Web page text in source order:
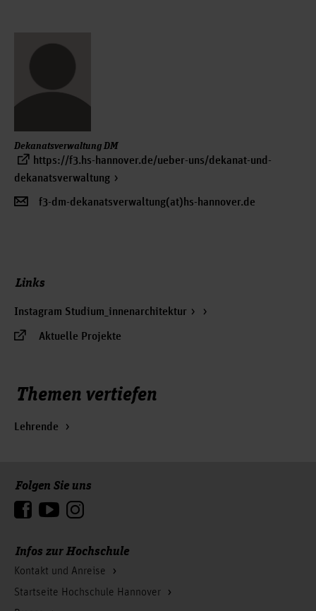
Dekanatsverwaltung DM
https://f3.hs-hannover.de/ueber-uns/dekanat-und-
dekanatsverwaltung
f3-dm-dekanatsverwaltung(at)hs-hannover.de
Links
Instagram Studium_innenarchitektur
Aktuelle Projekte
Themen vertiefen
Lehrende
Infos zur Hochschule
Kontakt und Anreise
Startseite Hochschule Hannover
Folgen Sie uns